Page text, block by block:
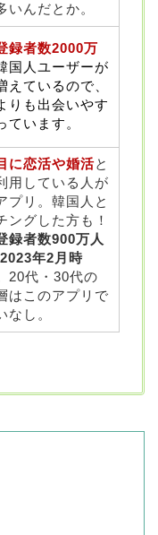
いんだとか。
録者数2000万
国人ユーザーが
えているので、
りも出会いやす
ています。
に恋活や婚活と
用している人が
プリ。韓国人と
ングした方も！
録者数900万人
年2月時
20代・30代の
はこのアプリで
なし。